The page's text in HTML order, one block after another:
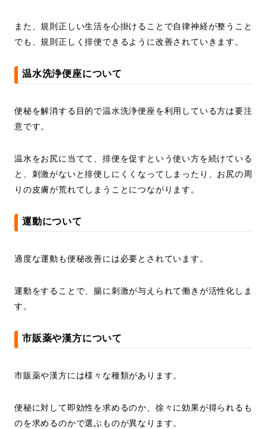
また、規則正しい生活を心掛けることで自律神経が整うこと
でも、規則正しく排便できるように改善されていきます。
温水洗浄便座について
便秘を解消する目的で温水洗浄便座を利用している方は要注
意です。
温水をお尻に当てて、排便を促すという使い方を続けている
と、刺激がないと排便しにくくなってしまったり、お尻の周
りの皮膚が荒れてしまうことにつながります。
運動について
適度な運動も便秘改善には必要とされています。
運動をすることで、腸に刺激が与えられて働きが活性化しま
す。
市販薬や漢方について
市販薬や漢方には様々な種類があります。
便秘に対して即効性を求めるのか、徐々に効果が得られるも
のを求めるのかで選ぶものが異なります。